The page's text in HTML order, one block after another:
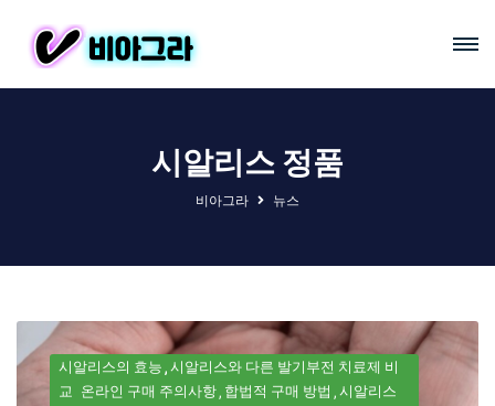
시알리스 정품
비아그라 뉴스
시알리스의 효능 시알리스와 다른 발기부전 치료제 비
교 온라인 구매 주의사항 합법적 구매 방법 시알리스